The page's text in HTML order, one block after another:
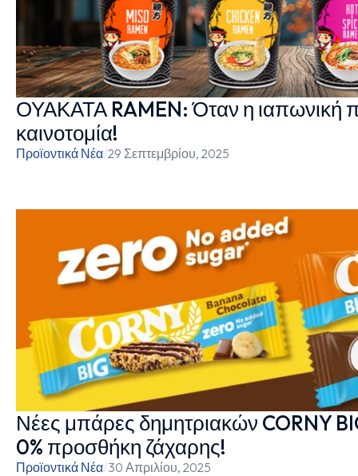
ΟΥΑΚΑΤΑ RAMEN: Όταν η ιαπωνική
καινοτομία!
Προϊοντικά Νέα/29 Σεπτεμβρίου, 2025
Νέες μπάρες δημητριακών CORNY
0% προσθήκη ζάχαρης!
Προϊοντικά Νέα/30 Απριλίου, 2025